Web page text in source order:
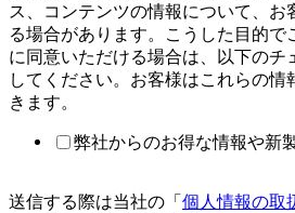
ス、コンテンツの情報について、お
る場合があります。こうした目的で
に同意いただける場合は、以下のチ
してください。お客様はこれらの情
きます。
弊社からのお得な情報や新
送信する際は当社の「 個人情報の取